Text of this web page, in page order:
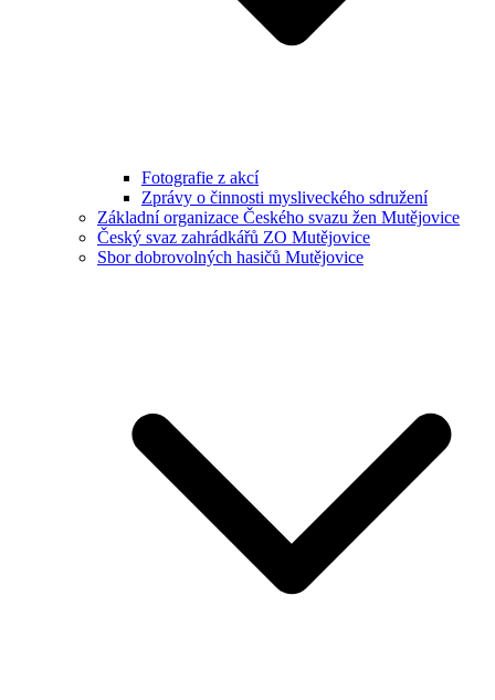
Fotografie z akcí
Zprávy o činnosti mysliveckého sdružení
Základní organizace Českého svazu žen Mutějovice
Český svaz zahrádkářů ZO Mutějovice
Sbor dobrovolných hasičů Mutějovice